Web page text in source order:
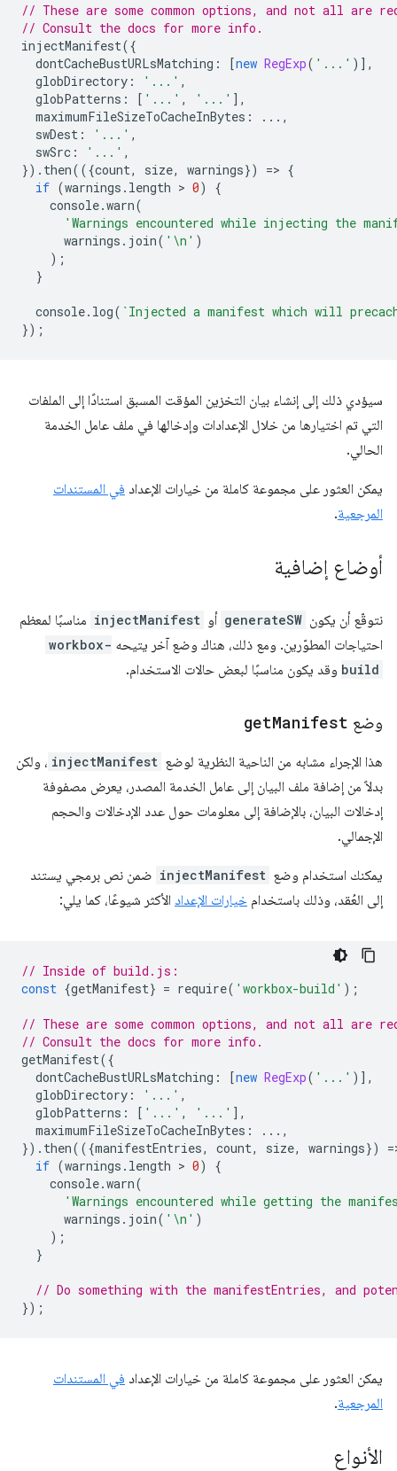
// These are some common options, and not all are
// Consult the docs for more info.
injectManifest({
dontCacheBustURLsMatching : [new RegExp( '...' )],
globDirectory : '...' ,
globPatterns : [ '...' , '...' ],
maximumFileSizeToCacheInBytes :
...,
swDest : '...' ,
swSrc : '...' ,
}). then(({count, size, warnings}) => {
if (warnings . length > 0)
{
console.warn(
'Warnings encountered while injecting the
warnings . join( '\n' )
);
}
console. log( `Injected a manifest which will
});
سيؤدي ذلك إلى إنشاء بيان التخزين المؤقت المسبق استنادًا إلى الملفات
التي تم اختيارها من خلال الإعدادات وإدخالها في ملف عامل الخدمة
الحالي.
يمكن العثور على مجموعة كاملة من خيارات الإعداد في المستندات
المرجعية.
أوضاع إضافية
نتوقّع أن يكون generateSW أو injectManifest مناسبًا لمعظم
احتياجات المطوّرين. ومع ذلك، هناك وضع آخر يتيحه workbox-
build وقد يكون مناسبًا لبعض حالات الاستخدام.
وضع getManifest
هذا الإجراء مشابه من الناحية النظرية لوضع injectManifest ، ولكن
بدلاً من إضافة ملف البيان إلى عامل الخدمة المصدر، يعرض مصفوفة
إدخالات البيان، بالإضافة إلى معلومات حول عدد الإدخالات والحجم
الإجمالي.
يمكنك استخدام وضع injectManifest ضمن نص برمجي يستند
إلى العُقد، وذلك باستخدام خيارات الإعداد الأكثر شيوعًا، كما يلي:
// Inside of build.js:
const {getManifest} = require( 'workbox-build' );
// These are some common options, and not all are
// Consult the docs for more info.
getManifest({
dontCacheBustURLsMatching : [new RegExp( '...' )],
globDirectory : '...' ,
globPatterns : [ '...' , '...' ],
maximumFileSizeToCacheInBytes :
...,
}). then(({manifestEntries, count, size, warnings}) =
if (warnings . length > 0)
{
console.warn(
'Warnings encountered while getting the
warnings . join( '\n' )
);
}
// Do something with the manifestEntries, and
});
يمكن العثور على مجموعة كاملة من خيارات الإعداد في المستندات
المرجعية.
الأنواع